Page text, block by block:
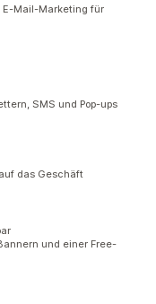
E-Mail-Marketing für
SMS und Pop-ups
das Geschäft
und einer Free-